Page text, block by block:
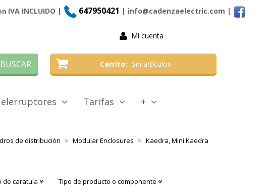
IVA INCLUIDO | 647950421 | info@cadenzaelectric.com |
Mi cuenta
Carrito Sin artículos
BUSCAR
Tarifas +
de distribución Modular Enclosures
Kaedra, Mini Kaedra
de caratula Tipo de producto o componente